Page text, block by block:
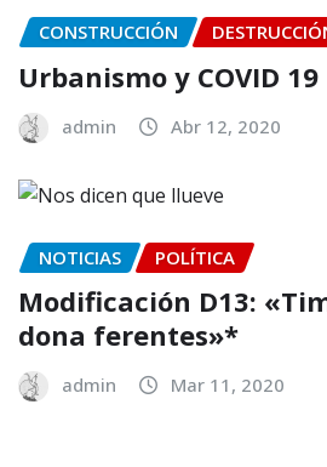
CONSTRUCCIÓN
Urbanismo y COVID 19
admin Abr 12, 2020
NOTICIAS POLÍTICA
Modificación D13:
dona ferentes»*
admin Mar 11, 2020